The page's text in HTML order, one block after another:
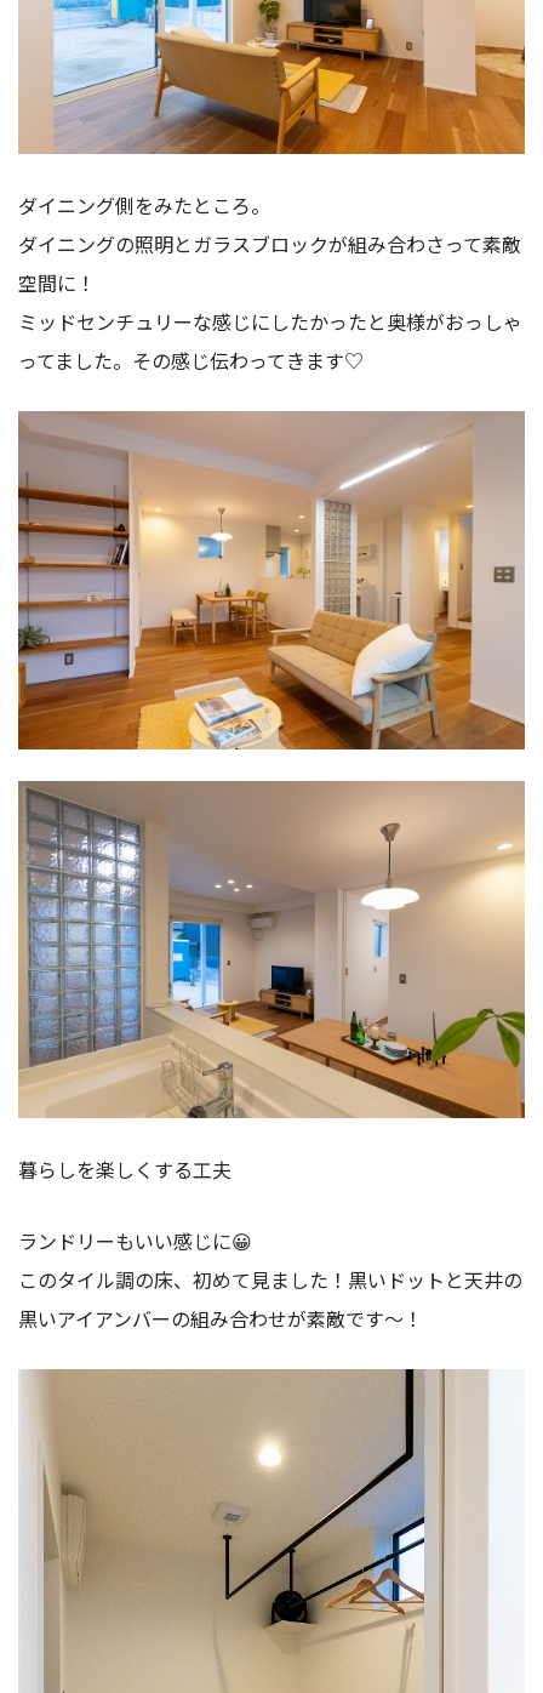
ダイニング側をみたところ。
ダイニングの照明とガラスブロックが組み合わさって素敵
空間に！
ミッドセンチュリーな感じにしたかったと奥様がおっしゃ
ってました。その感じ伝わってきます♡
暮らしを楽しくする工夫
ランドリーもいい感じに😀
このタイル調の床、初めて見ました！黒いドットと天井の
黒いアイアンバーの組み合わせが素敵です～！